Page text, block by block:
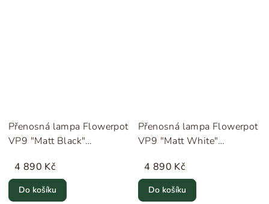
Přenosná lampa Flowerpot
VP9 "Matt Black"
4 890 Kč
Do košíku
Přenosná lampa Flowerpot
VP9 "Matt White"
4 890 Kč
Do košíku